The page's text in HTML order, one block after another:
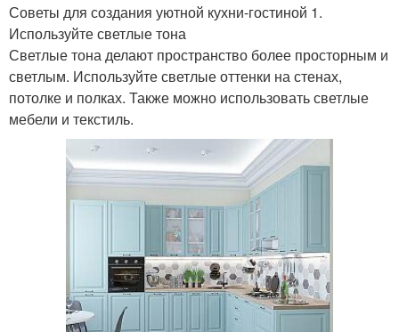
Советы для создания уютной кухни-гостиной 1.
Используйте светлые тона
Светлые тона делают пространство более просторным и
светлым. Используйте светлые оттенки на стенах,
потолке и полках. Также можно использовать светлые
мебели и текстиль.